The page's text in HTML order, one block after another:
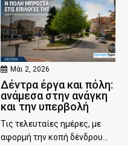
Μάι 2, 2026
Δέντρα έργα και πόλη:
ανάμεσα στην ανάγκη
και την υπερβολή
Τις τελευταίες ημέρες, με
αφορμή την κοπή δένδρου...